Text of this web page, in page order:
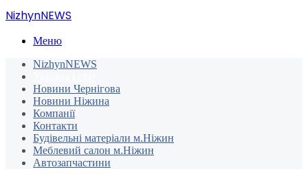
NizhynNEWS
Меню
NizhynNEWS
Новини Чернігова
Новини Ніжина
Компанії
Контакти
Будівельні матеріали м.Ніжин
Меблевий салон м.Ніжин
Автозапчастини